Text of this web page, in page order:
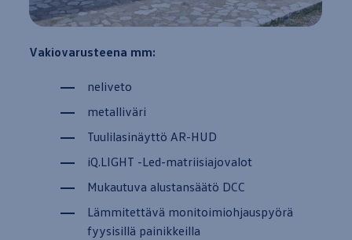
Vakiovarusteena mm:
neliveto
metalliväri
Tuulilasinäyttö AR-HUD
iQ.LIGHT -Led-matriisiajovalot
Mukautuva alustansäätö DCC
Lämmitettävä monitoimiohjauspyörä
fyysisillä painikkeilla